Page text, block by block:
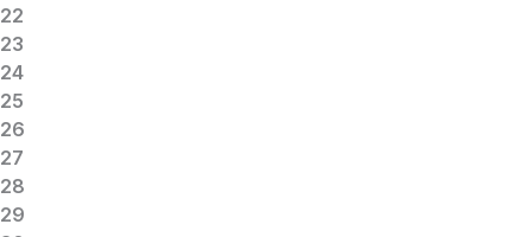
22
23
24
25
26
27
28
29